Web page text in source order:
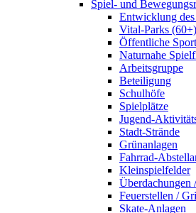
Spiel- und
Entwicklung
Vital-Parks (60+)
Öffentliche
Naturnahe
Arbeitsgruppe
Beteiligung
Schulhöfe
Spielplätze
Jugend-
Stadt-Strände
Grünanlagen
Fahrrad-
Kleinspielfelder
Überdachungen
Feuerstellen /
Skate-Anlagen